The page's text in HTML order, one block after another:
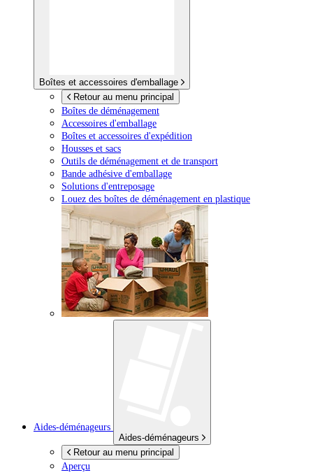
Boîtes et accessoires d'emballage
Retour au menu principal
Boîtes de déménagement
Accessoires d'emballage
Boîtes et accessoires d'expédition
Housses et sacs
Outils de déménagement et de transport
Bande adhésive d'emballage
Solutions d'entreposage
Louez des boîtes de déménagement en plastique
Aides-déménageurs
Aides-déménageurs
Retour au menu principal
Aperçu